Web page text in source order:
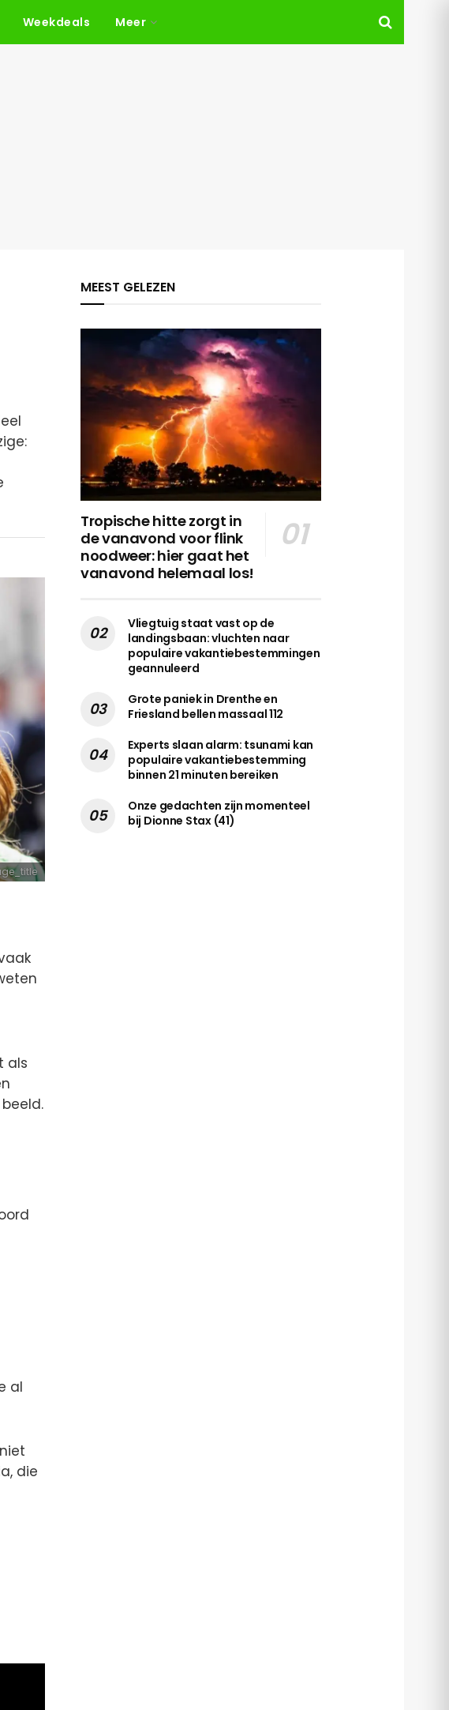
Weekdeals Meer
als
al
die
MEEST GELEZEN
Tropische hitte zorgt in
de vanavond voor flink
noodweer: hier gaat het
vanavond helemaal los!
Vliegtuig staat vast op de
landingsbaan: vluchten naar
populaire vakantiebestemmingen
geannuleerd
Grote paniek in Drenthe en
Friesland bellen massaal 112
Experts slaan alarm: tsunami kan
populaire vakantiebestemming
binnen 21 minuten bereiken
Onze gedachten zijn momenteel
bij Dionne Stax (41)